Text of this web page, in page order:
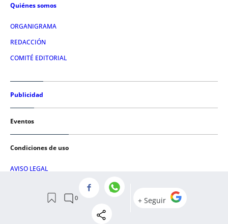
Quiénes somos
ORGANIGRAMA
REDACCIÓN
COMITÉ EDITORIAL
Publicidad
Eventos
Condiciones de uso
AVISO LEGAL
POLÍTICA DE COOKIES